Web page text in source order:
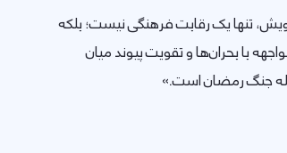
تنها یک رقابت فرهنگی نیست؛ بلکه
با بحران‌ها و تقویت پیوند میان
جنگ رمضان است.»